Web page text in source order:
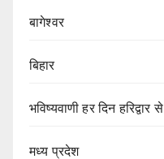
बागेश्वर
बिहार
भविष्यवाणी हर दिन हरिद्वार से
मध्य प्रदेश